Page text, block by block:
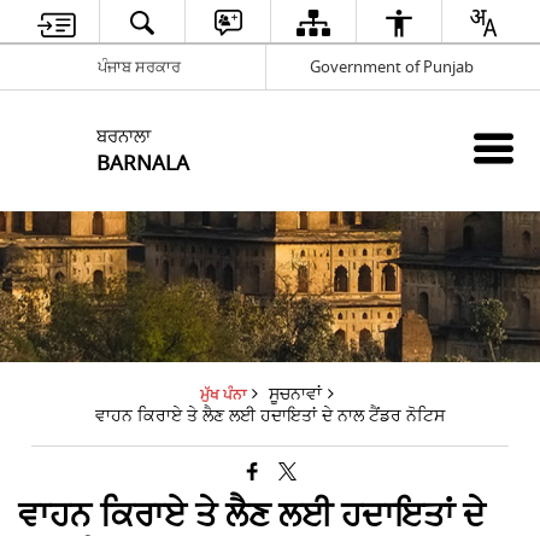
ਪੰਜਾਬ ਸਰਕਾਰ Government of Punjab
ਬਰਨਾਲਾ
BARNALA
ਮੁੱਖ ਪੰਨਾ
ਸੂਚਨਾਵਾਂ
ਵਾਹਨ ਕਿਰਾਏ ਤੇ ਲੈਣ ਲਈ ਹਦਾਇਤਾਂ ਦੇ ਨਾਲ ਟੈਂਡਰ ਨੋਟਿਸ
ਵਾਹਨ ਕਿਰਾਏ ਤੇ ਲੈਣ ਲਈ ਹਦਾਇਤਾਂ ਦੇ